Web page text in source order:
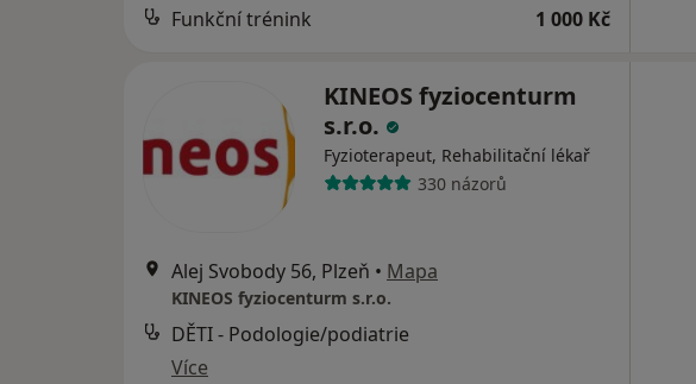
Funkční trénink 1 000 Kč
KINEOS fyziocenturm
s.r.o.
Fyzioterapeut, Rehabilitační lékař
330 názorů
Alej Svobody 56, Plzeň • Mapa
KINEOS fyziocenturm s.r.o.
DĚTI - Podologie/podiatrie
Více